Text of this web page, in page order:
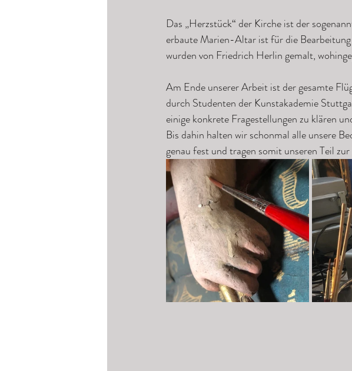
Das „Herzstück“ der Kirche ist der
erbaute Marien-Altar ist für die
wurden von Friedrich Herlin gemalt,
Am Ende unserer Arbeit ist der gesamte
durch Studenten der Kunstakademie
einige konkrete Fragestellungen zu klären
Bis dahin halten wir schonmal alle unsere
genau fest und tragen somit unseren Teil